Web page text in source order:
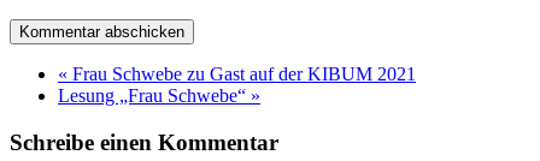
« Frau Schwebe zu Gast auf der KIBUM 2021
Lesung „Frau Schwebe“ »
Schreibe einen Kommentar